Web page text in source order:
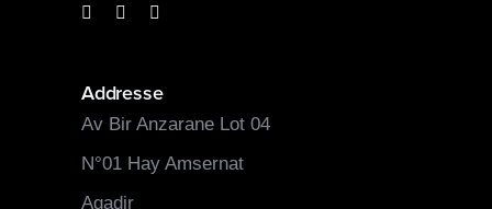
Addresse
Av Bir Anzarane Lot 04
N°01 Hay Amsernat
Agadir